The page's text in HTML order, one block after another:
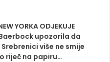
YORKA ODJEKUJE
Baerbock upozorila da
više ne smije
riječ na papiru…